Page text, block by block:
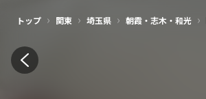
トップ › 関東 › 埼玉県 › 朝霞・志木・和光 ›